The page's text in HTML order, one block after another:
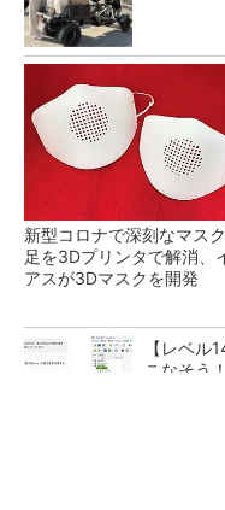
新型コロナで深刻なマス
足を3Dプリンタで解消、
アスが3Dマスクを開発
【レベル
こなそう！